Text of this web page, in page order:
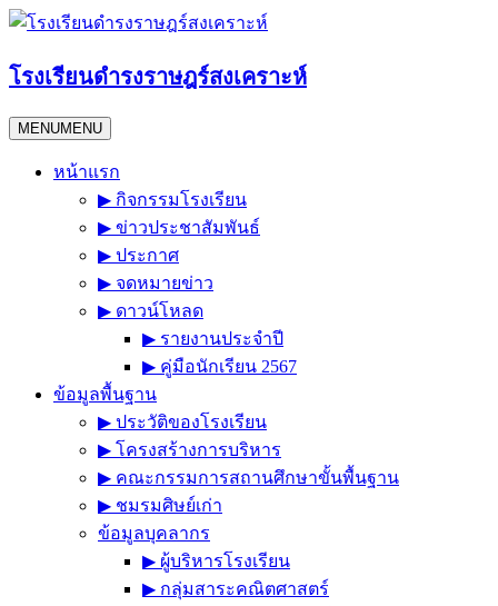
Skip
โรงเรียนดำรงราษฎร์สงเคราะห์
MENUMENU
หน้าแรก
▶︎ กิจกรรมโรงเรียน
▶︎ ข่าวประชาสัมพันธ์
▶︎ ประกาศ
▶︎ จดหมายข่าว
▶︎ ดาวน์โหลด
▶︎ รายงานประจำปี
▶︎ คู่มือนักเรียน 2567
ข้อมูลพื้นฐาน
▶︎ ประวัติของโรงเรียน
▶︎ โครงสร้างการบริหาร
▶︎ คณะกรรมการสถานศึกษาขั้นพื้นฐาน
▶︎ ชมรมศิษย์เก่า
ข้อมูลบุคลากร
▶︎ ผู้บริหารโรงเรียน
▶︎ กลุ่มสาระคณิตศาสตร์